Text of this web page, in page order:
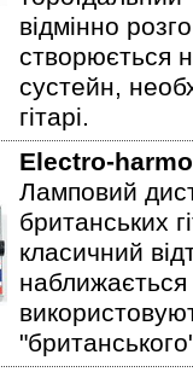
відмінно
створюється
сустейн,
гітарі.
Electro-
Ламповий
британських
класичний